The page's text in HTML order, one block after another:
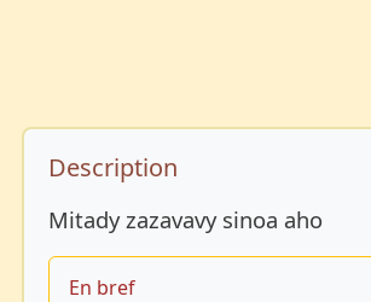
Description de
Description
Mitady zazavavy sinoa aho
En bref